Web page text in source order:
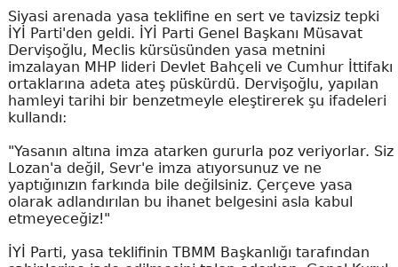
Siyasi arenada yasa teklifine en sert ve tavizsiz tepki
İYİ Parti'den geldi. İYİ Parti Genel Başkanı Müsavat
Dervişoğlu, Meclis kürsüsünden yasa metnini
imzalayan MHP lideri Devlet Bahçeli ve Cumhur İttifakı
ortaklarına adeta ateş püskürdü. Dervişoğlu, yapılan
hamleyi tarihi bir benzetmeyle eleştirerek şu ifadeleri
kullandı:
"Yasanın altına imza atarken gururla poz veriyorlar. Siz
Lozan'a değil, Sevr'e imza atıyorsunuz ve ne
yaptığınızın farkında bile değilsiniz. Çerçeve yasa
olarak adlandırılan bu ihanet belgesini asla kabul
etmeyeceğiz!"
İYİ Parti, yasa teklifinin TBMM Başkanlığı tarafından